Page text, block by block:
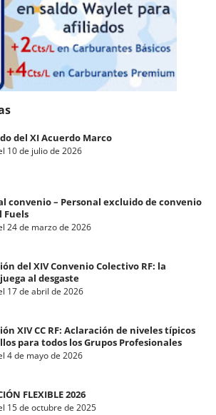
del XI Acuerdo Marco
10 de julio de 2026
convenio – Personal excluido de convenio
Fuels
24 de marzo de 2026
del XIV Convenio Colectivo RF: la
al desgaste
17 de abril de 2026
XIV CC RF: Aclaración de niveles típicos
para todos los Grupos Profesionales
4 de mayo de 2026
FLEXIBLE 2026
15 de octubre de 2025